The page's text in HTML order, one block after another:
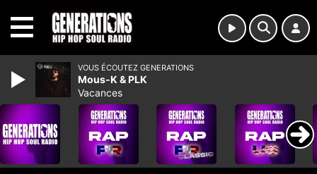
VOUS ÉCOUTEZ GENERATIONS
Mous-K & PLK
Vacances